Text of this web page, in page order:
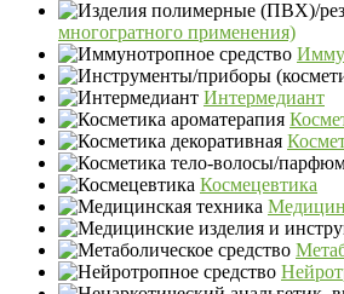
многогратного применения)
Интермедиант
Космецевтика